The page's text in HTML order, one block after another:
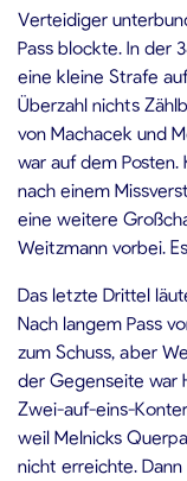
Verteidiger
Pass blockte. In der
eine kleine Strafe
Überzahl nichts
von Machacek und
war auf dem
nach einem
eine weitere
Weitzmann vorbei.
Das letzte Drittel
Nach langem Pass
zum Schuss, aber
der Gegenseite war
Zwei-auf-eins-
weil Melnicks
nicht erreichte.